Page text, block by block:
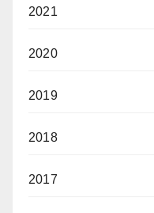
2021
2020
2019
2018
2017